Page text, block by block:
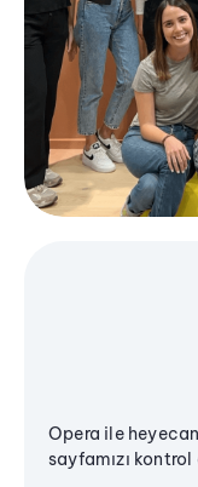
Opera ile
sayfamızı kontrol